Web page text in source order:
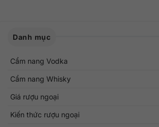
Danh mục
Cẩm nang Vodka
Cẩm nang Whisky
Giá rượu ngoại
Kiến thức rượu ngoại